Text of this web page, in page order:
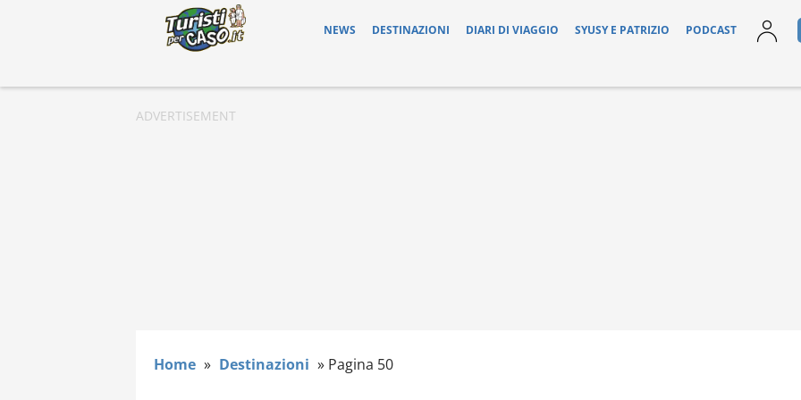
NEWS DESTINAZIONI DIARI DI VIAGGIO SYUSY E PATRIZIO PODCAST
Home » Destinazioni » Pagina 50